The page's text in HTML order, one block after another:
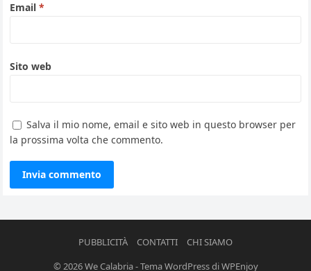
Email*
Sito web
Salva il mio nome, email e sito web in questo browser per
la prossima volta che commento.
PUBBLICITÀ CONTATTI
CHI SIAMO
© 2026We Calabria-Tema WordPressdiWPEnjoy